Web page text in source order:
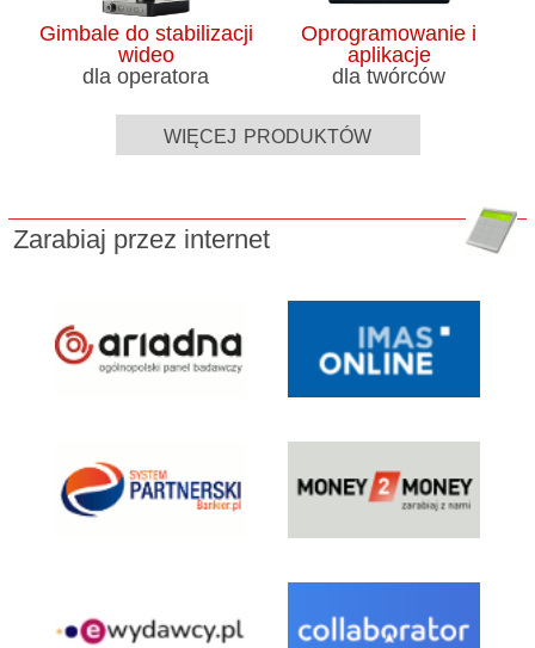
Gimbale do stabilizacji
wideo
dla operatora
Oprogramowanie i
aplikacje
dla twórców
więcej produktów
Zarabiaj przez internet